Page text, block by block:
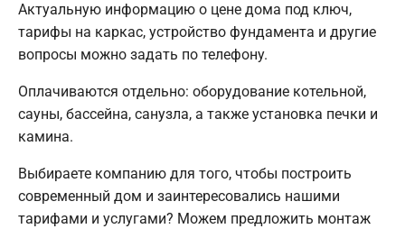
Актуальную информацию о цене дома под ключ,
тарифы на каркас, устройство фундамента и другие
вопросы можно задать по телефону.
Оплачиваются отдельно: оборудование котельной,
сауны, бассейна, санузла, а также установка печки и
камина.
Выбираете компанию для того, чтобы построить
современный дом и заинтересовались нашими
тарифами и услугами? Можем предложить монтаж